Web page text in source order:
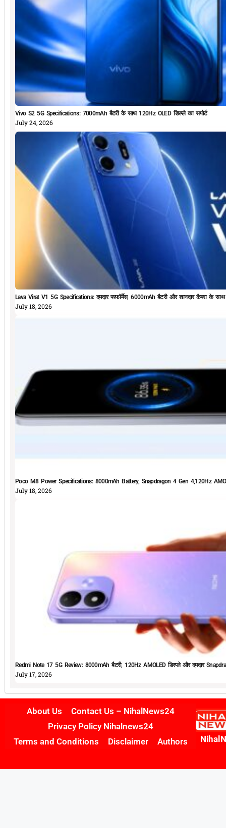
Vivo S2 5G Specifications: 7000mAh बैटरी के साथ 120Hz OLED डिस्प्ले का सपोर्ट
July 24, 2026
Lava Virat V1 5G Specifications: दमदार परफॉर्मेस, 6000mAh बैटरी और शानदार कैमरा के
July 18, 2026
Poco M8 Power Specifications: 8000mAh Battery, Snapdragon 4 Gen 4,120Hz
July 18, 2026
Redmi Note 17 5G Review: 8000mAh बैटरी, 120Hz AMOLED डिस्प्ले और दमदार
July 17, 2026
About Us
Contact Us – NihalNews24
Privacy Policy Nihalnews24
Terms and Conditions
Disclaimer Authors